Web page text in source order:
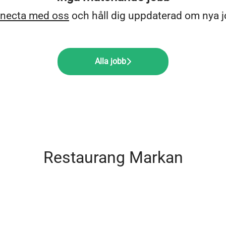
med oss och håll dig uppdaterad om nya
Alla jobb
Restaurang Markan